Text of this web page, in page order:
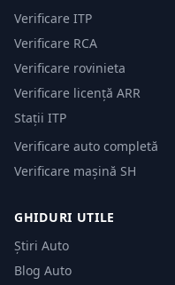
Verificare ITP
Verificare RCA
Verificare rovinieta
Verificare licență ARR
Stații ITP
Verificare auto completă
Verificare mașină SH
GHIDURI UTILE
Știri Auto
Blog Auto